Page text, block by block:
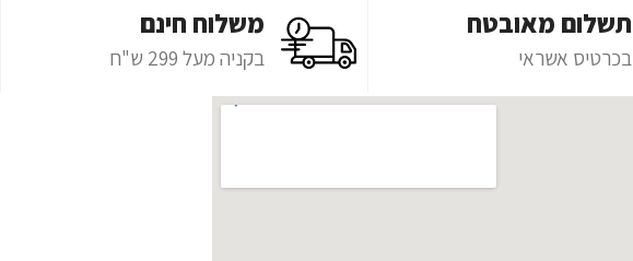
תשלום מאובטח
בכרטיס אשראי
משלוח חינם
בקניה מעל 299 ש"ח